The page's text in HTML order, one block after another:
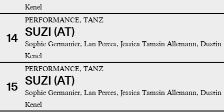
Kenel
14
PERFORMANCE, TANZ
SUZI (AT)
Sophie Germanier, Lan Perces, Jessica Tamsin Allemann, Dustin
Kenel
15
PERFORMANCE, TANZ
SUZI (AT)
Sophie Germanier, Lan Perces, Jessica Tamsin Allemann, Dustin
Kenel